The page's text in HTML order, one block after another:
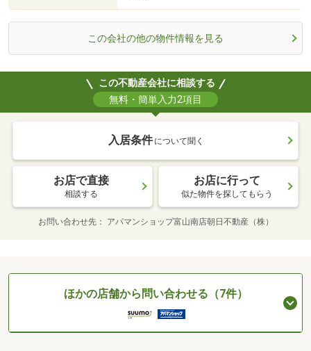
この会社の他の物件情報を見る
この不動産会社に相談する
無料・簡単入力2項目
入居条件 について聞く
お店で直接
相談する
お店に行って
似た物件を探してもらう
お問い合わせ先 アパマンショップ富山南店朝日不動産（株）
ほかの店舗から問い合わせる（7件）